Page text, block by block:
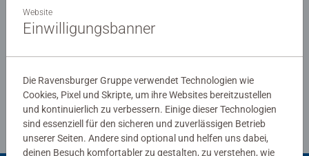
Profi: Hier findet jeder Puzzleliebhaber das perfekte
Puzzle!
Richtlinien für Bewertungen
Website
Einwilligungsbanner
Die Ravensburger Gruppe verwendet Technologien wie
Cookies, Pixel und Skripte, um ihre Websites bereitzustellen
und kontinuierlich zu verbessern. Einige dieser Technologien
sind essenziell für den sicheren und zuverlässigen Betrieb
unserer Seiten. Andere sind optional und helfen uns dabei,
deinen Besuch komfortabler zu gestalten, zu verstehen, wie